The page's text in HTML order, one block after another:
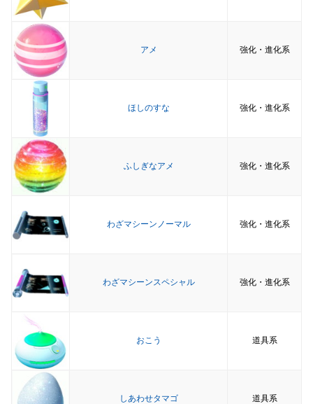
アメ 強化・進化系
ほしのすな 強化・進化系
ふしぎなアメ 強化・進化系
わざマシーンノーマル 強化・進化系
わざマシーンスペシャル 強化・進化系
おこう 道具系
しあわせタマゴ 道具系